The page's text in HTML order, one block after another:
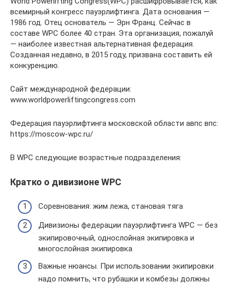
всемирный конгресс пауэрлифтинга. Дата основания —
1986 год. Отец основатель — Эрн Франц. Сейчас в
составе WPC более 40 стран. Эта организация, пожалуй
— наиболее известная альтернативная федерация.
Созданная недавно, в 2015 году, призвана составить ей
конкуренцию.
Сайт международной федерации:
www.worldpowerliftingcongress.com
Федерация пауэрлифтинга московской области авпс впс:
https://moscow-wpc.ru/
В WPC следующие возрастные подразделения:
Кратко о дивизионе WPC
Соревнования: жим лежа, становая тяга
Дивизионы федерации пауэрлифтинга WPC — без
экипировочный, однослойная экипировка и
многослойная экипировка
Важные нюансы. При использовании экипировки
надо помнить, что рубашки и комбезы должны